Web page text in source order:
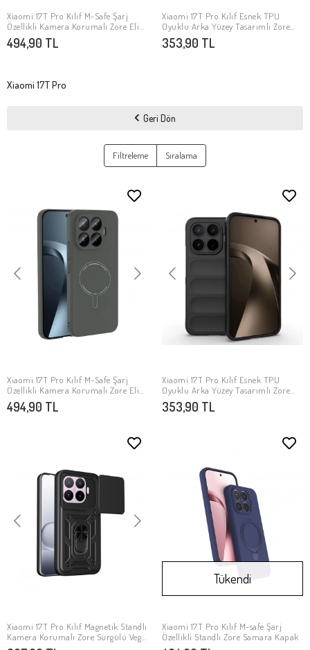
SEPETE EKLE
Xiaomi 17T Pro Kılıf M-Safe Şarj
Özellikli Kamera Korumalı Zore Elio
Sert PC Kapak
494,90 TL
SEPETE EKLE
Xiaomi 17T Pro Kılıf Esnek TPU
Oyuklu Arka Yüzey Tasarımlı Zore
Etnik Silikon Kapak
353,90 TL
Xiaomi 17T Pro
Geri Dön
Filtreleme Sıralama
SEPETE EKLE
Xiaomi 17T Pro Kılıf M-Safe Şarj
Özellikli Kamera Korumalı Zore Elio
Sert PC Kapak
494,90 TL
SEPETE EKLE
Xiaomi 17T Pro Kılıf Esnek TPU
Oyuklu Arka Yüzey Tasarımlı Zore
Etnik Silikon Kapak
353,90 TL
SEPETE EKLE
Xiaomi 17T Pro Kılıf Magnetik Standlı
Kamera Korumalı Zore Sürgülü Vega
Kapak
Stokta Yok
Tükendi
Xiaomi 17T Pro Kılıf M-safe Şarj
Özellikli Standlı Zore Samara Kapak